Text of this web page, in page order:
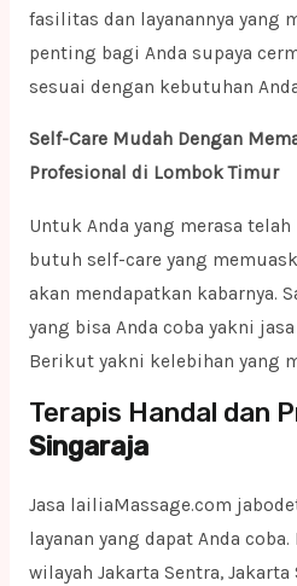
fasilitas dan layanannya yang
penting bagi Anda supaya
sesuai dengan kebutuhan
Self-Care Mudah Dengan
Profesional di Lombok Timur
Untuk Anda yang merasa
butuh self-care yang
akan mendapatkan kabarnya.
yang bisa Anda coba yakni
Berikut yakni kelebihan yang
Terapis Handal dan
Singaraja
Jasa lailiaMassage.com
layanan yang dapat Anda
wilayah Jakarta Sentra, Jakarta